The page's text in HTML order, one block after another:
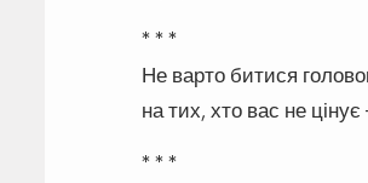
* * *
Не варто битися
на тих, хто вас не
* * *